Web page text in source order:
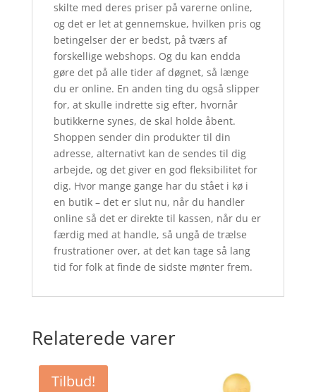
skilte med deres priser på varerne online,
og det er let at gennemskue, hvilken pris og
betingelser der er bedst, på tværs af
forskellige webshops. Og du kan endda
gøre det på alle tider af døgnet, så længe
du er online. En anden ting du også slipper
for, at skulle indrette sig efter, hvornår
butikkerne synes, de skal holde åbent.
Shoppen sender din produkter til din
adresse, alternativt kan de sendes til dig
arbejde, og det giver en god fleksibilitet for
dig. Hvor mange gange har du stået i kø i
en butik – det er slut nu, når du handler
online så det er direkte til kassen, når du er
færdig med at handle, så ungå de trælse
frustrationer over, at det kan tage så lang
tid for folk at finde de sidste mønter frem.
Relaterede varer
Tilbud!